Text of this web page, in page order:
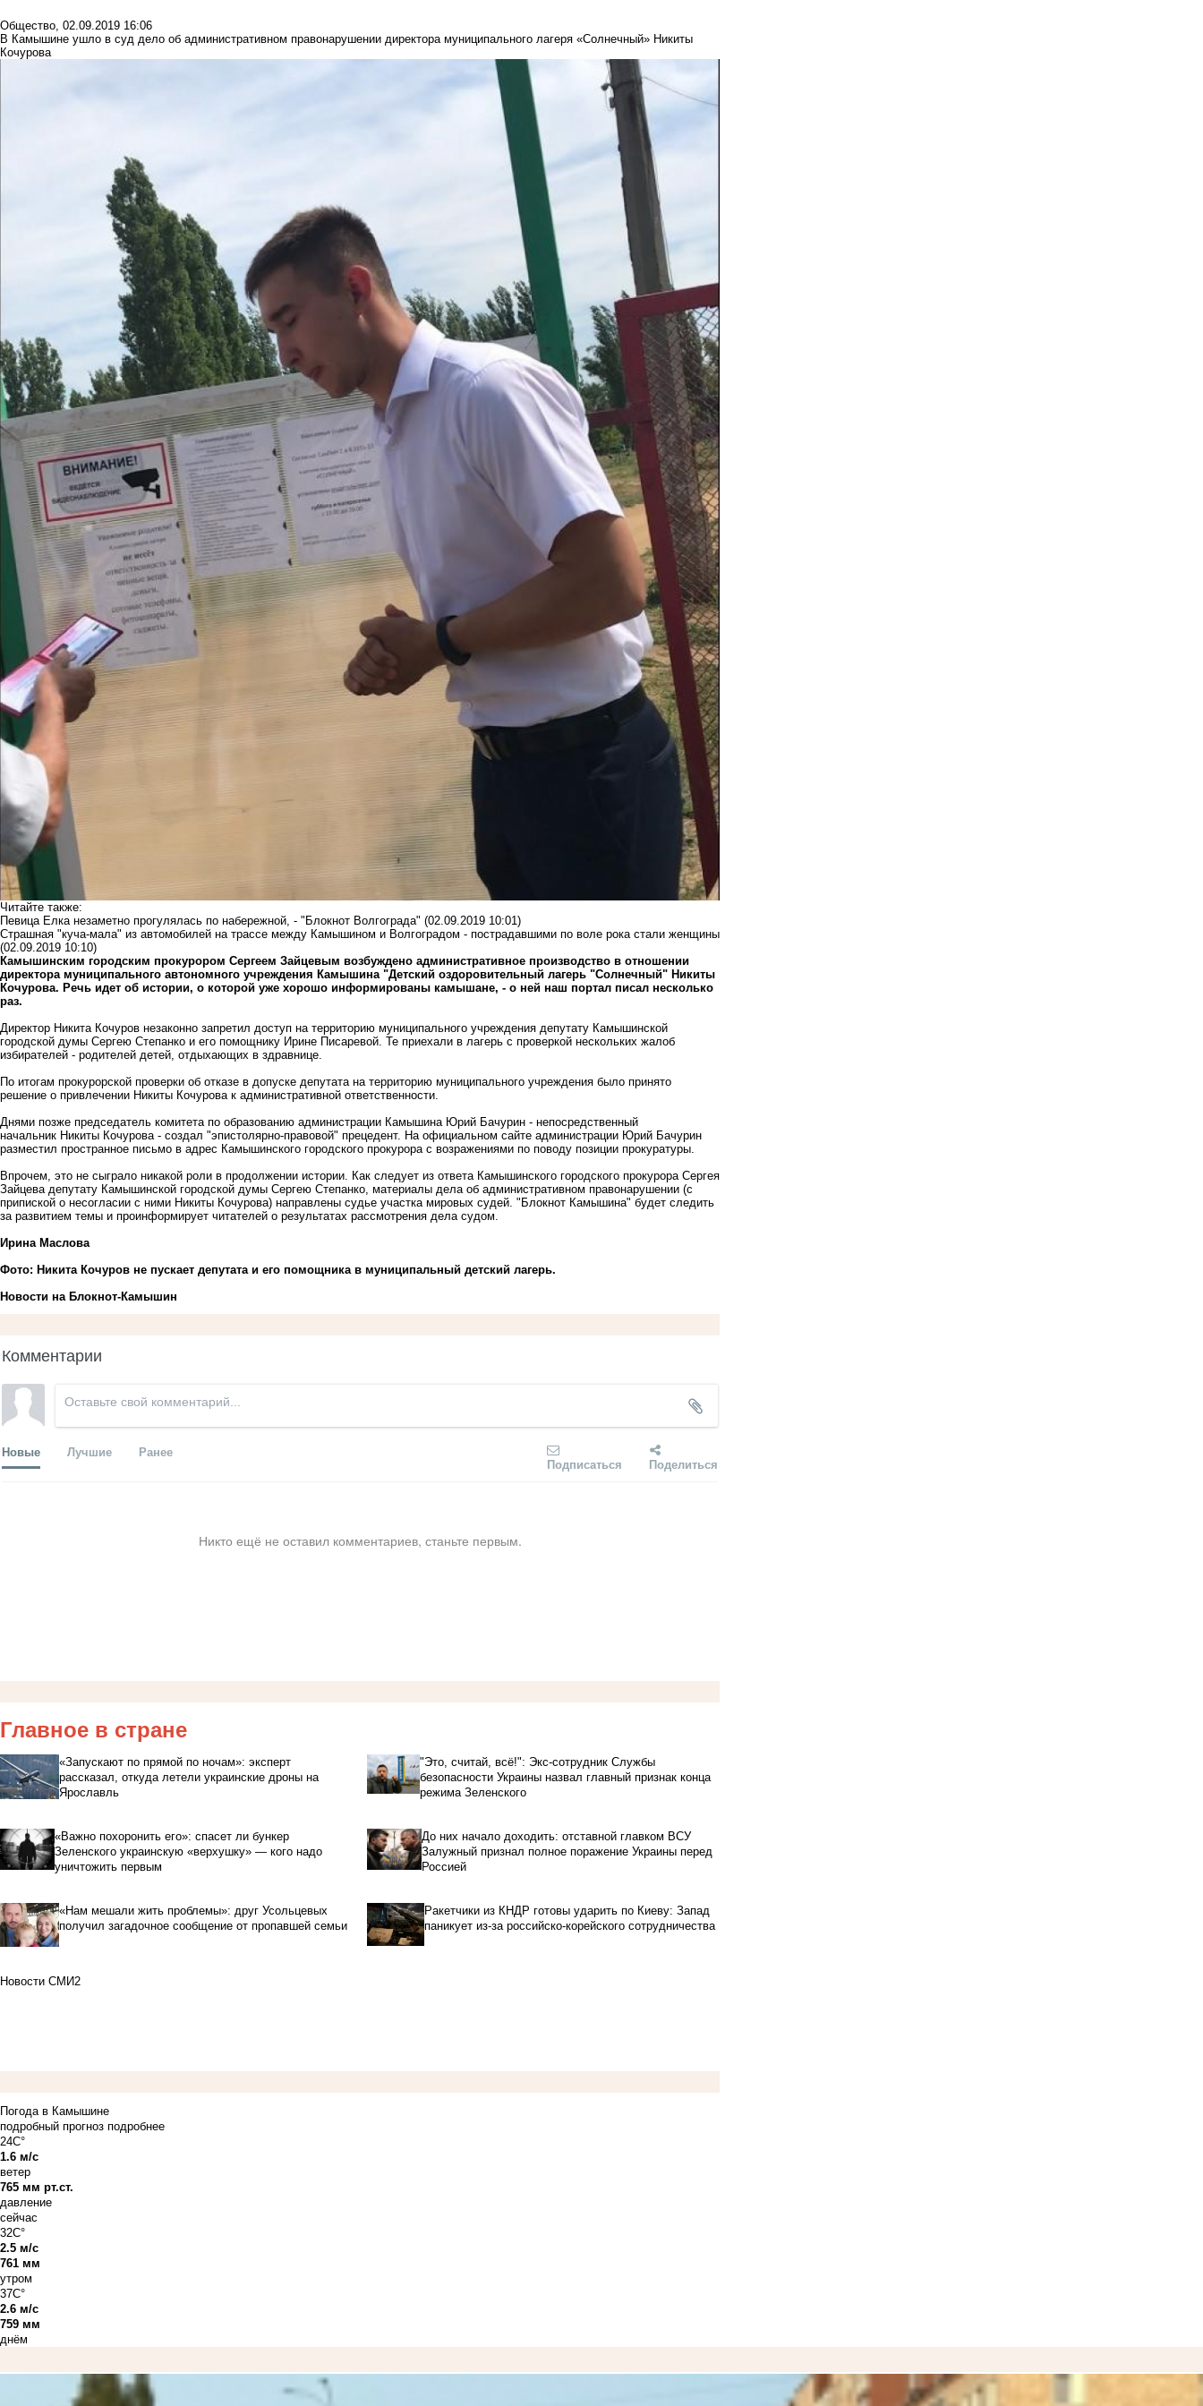
Общество, 02.09.2019 16:06
В Камышине ушло в суд дело об административном правонарушении директора муниципального лагеря «Солнечный» Никиты
Кочурова
Читайте также:
Певица Елка незаметно прогулялась по набережной, - "Блокнот Волгограда" (02.09.2019 10:01)
Страшная "куча-мала" из автомобилей на трассе между Камышином и Волгоградом - пострадавшими по воле рока стали женщины
(02.09.2019 10:10)
Камышинским городским прокурором Сергеем Зайцевым возбуждено административное производство в отношении
директора муниципального автономного учреждения Камышина "Детский оздоровительный лагерь "Солнечный" Никиты
Кочурова. Речь идет об истории, о которой уже хорошо информированы камышане, - о ней наш портал писал несколько
раз.
Директор Никита Кочуров незаконно запретил доступ на территорию муниципального учреждения депутату Камышинской
городской думы Сергею Степанко и его помощнику Ирине Писаревой. Те приехали в лагерь с проверкой нескольких жалоб
избирателей - родителей детей, отдыхающих в здравнице.
По итогам прокурорской проверки об отказе в допуске депутата на территорию муниципального учреждения было принято
решение о привлечении Никиты Кочурова к административной ответственности.
Днями позже председатель комитета по образованию администрации Камышина Юрий Бачурин - непосредственный
начальник Никиты Кочурова - создал "эпистолярно-правовой" прецедент. На официальном сайте администрации Юрий Бачурин
разместил пространное письмо в адрес Камышинского городского прокурора с возражениями по поводу позиции прокуратуры.
Впрочем, это не сыграло никакой роли в продолжении истории. Как следует из ответа Камышинского городского прокурора Сергея
Зайцева депутату Камышинской городской думы Сергею Степанко, материалы дела об административном правонарушении (с
припиской о несогласии с ними Никиты Кочурова) направлены судье участка мировых судей. "Блокнот Камышина" будет следить
за развитием темы и проинформирует читателей о результатах рассмотрения дела судом.
Ирина Маслова
Фото: Никита Кочуров не пускает депутата и его помощника в муниципальный детский лагерь.
Новости на Блoкнoт-Камышин
Комментарии
Новые Лучшие Ранее
Подписаться Поделиться
Никто ещё не оставил комментариев, станьте первым.
Главное в стране
«Запускают по прямой по ночам»: эксперт
рассказал, откуда летели украинские дроны на
Ярославль
"Это, считай, всё!": Экс-сотрудник Службы
безопасности Украины назвал главный признак конца
режима Зеленского
«Важно похоронить его»: спасет ли бункер
Зеленского украинскую «верхушку» — кого надо
уничтожить первым
До них начало доходить: отставной главком ВСУ
Залужный признал полное поражение Украины перед
Россией
«Нам мешали жить проблемы»: друг Усольцевых
получил загадочное сообщение от пропавшей семьи
Ракетчики из КНДР готовы ударить по Киеву: Запад
паникует из-за российско-корейского сотрудничества
Новости СМИ2
Погода в Камышине
подробный прогноз подробнее
24C°
1.6 м/с
ветер
765 мм рт.ст.
давление
сейчас
32C°
2.5 м/с
761 мм
утром
37C°
2.6 м/с
759 мм
днём